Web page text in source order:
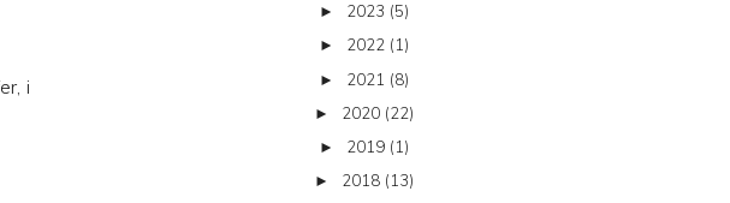
i
► 2023 (5)
► 2022 (1)
► 2021 (8)
► 2020 (22)
► 2019 (1)
► 2018 (13)